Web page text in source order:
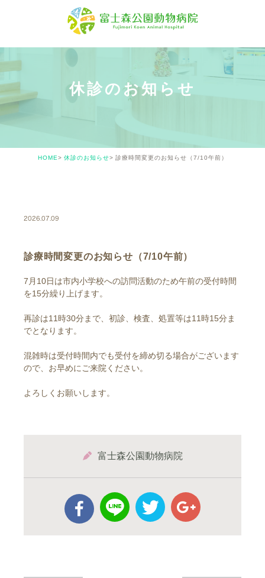
休診のお知らせ
HOME 休診のお知らせ 診療時間変更のお知らせ（7/10午前）
2026.07.09
診療時間変更のお知らせ（7/10午前）
7月10日は市内小学校への訪問活動のため午前の受付時間
を15分繰り上げます。
再診は11時30分まで、初診、検査、処置等は11時15分ま
でとなります。
混雑時は受付時間内でも受付を締め切る場合がございます
ので、お早めにご来院ください。
よろしくお願いします。
富士森公園動物病院